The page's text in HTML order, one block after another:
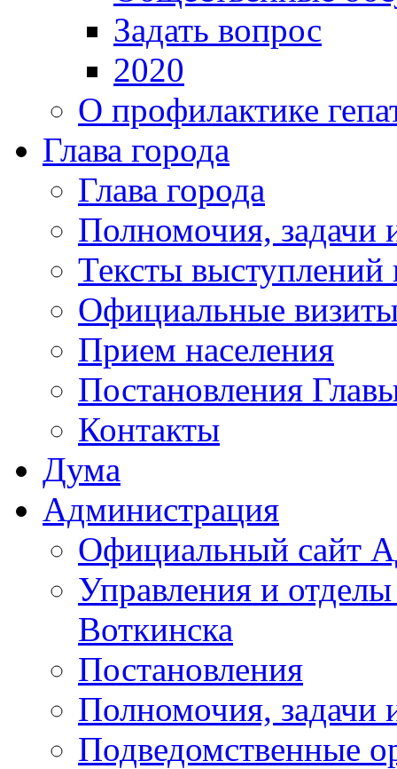
Задать вопрос
2020
О профилактике
Глава города
Глава города
Полномочия, задачи
Тексты выступлений
Официальные
Прием населения
Постановления
Контакты
Дума
Администрация
Официальный сайт
Управления и
Воткинска
Постановления
Полномочия, задачи
Подведомственные